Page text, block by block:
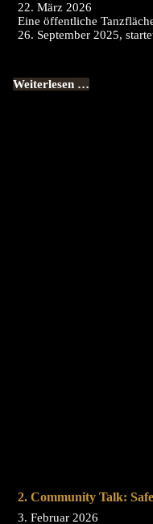
22. März 2026
Eine öffentliche
26. September 2025,
Weiterlesen …
2. Community Talk:
3. Februar 2026